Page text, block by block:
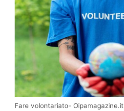
Fare volontariato- Oipamagazine.it